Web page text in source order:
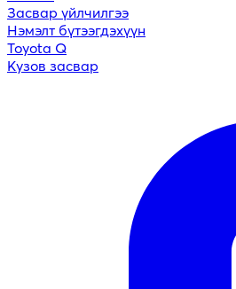
Засвар үйлчилгээ
Нэмэлт бүтээгдэхүүн
Toyota Q
Кузов засвар